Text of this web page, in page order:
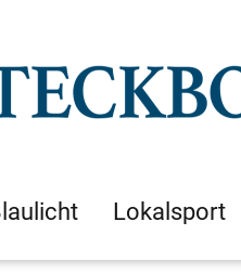
Lokalsport